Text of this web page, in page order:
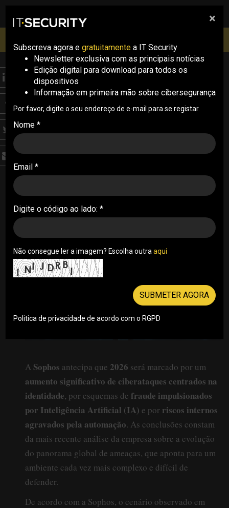
pesquisa
Inscrições abertas
ANALYSIS
Fraude com IA e abuso
de identidades vão
dominar cibercrime em
2026
Análise da Sophos antecipa o crescimento de
16/01/2026
A Sophos antecipa que 2026 será marcado por um
aumento significativo de ciberataques centrados na
identidade, por esquemas de fraude impulsionados
por Inteligência Artificial (IA) e por riscos internos
agravados pela automação. As conclusões constam
da mais recente análise da empresa sobre a evolução
do panorama global de ameaças, que aponta para um
ambiente cada vez mais complexo e difícil de
defender.
De acordo com a Sophos, o cenário observado em
×
Subscreva agora e gratuitamente a IT Security
Newsletter exclusiva com as principais notícias
Edição digital para download para todos os
dispositivos
Informação em primeira mão sobre cibersegurança
Por favor, digite o seu endereço de e-mail para se registar.
Nome *
Email *
Digite o código ao lado: *
Não consegue ler a imagem? Escolha outra aqui
SUBMETER AGORA
Politica de privacidade de acordo com o RGPD